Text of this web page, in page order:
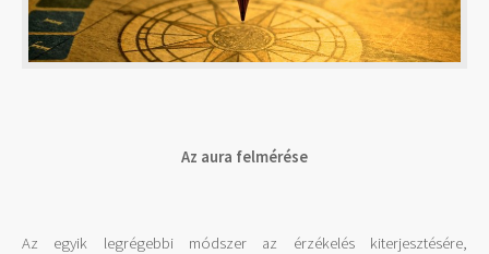
Az aura felmérése
Az egyik legrégebbi módszer az érzékelés kiterjesztésére,